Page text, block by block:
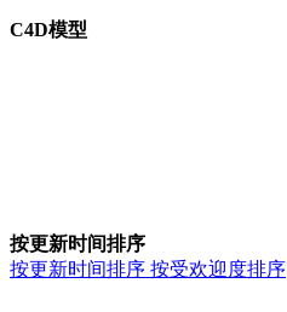
C4D模型
按更新时间排序
按更新时间排序 按受欢迎度排序